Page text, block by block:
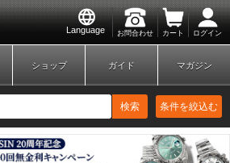
Language お問合わせ カート ログイン
ショップ ガイド マガジン
検索 条件を絞込む